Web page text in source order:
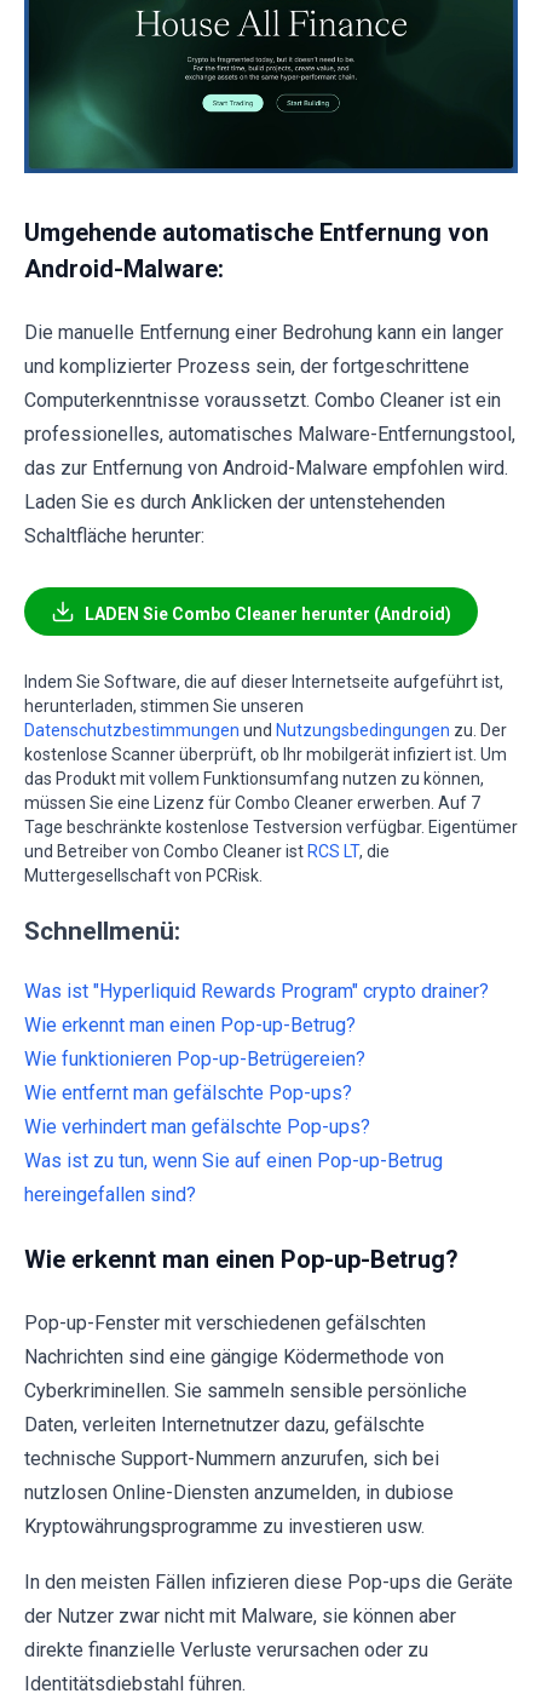
Umgehende automatische Entfernung von
Android-Malware:
Die manuelle Entfernung einer Bedrohung kann ein langer
und komplizierter Prozess sein, der fortgeschrittene
Computerkenntnisse voraussetzt. Combo Cleaner ist ein
professionelles, automatisches Malware-Entfernungstool,
das zur Entfernung von Android-Malware empfohlen wird.
Laden Sie es durch Anklicken der untenstehenden
Schaltfläche herunter:
LADEN Sie Combo Cleaner herunter (Android)
Indem Sie Software, die auf dieser Internetseite aufgeführt ist,
herunterladen, stimmen Sie unseren
Datenschutzbestimmungen und Nutzungsbedingungen zu. Der
kostenlose Scanner überprüft, ob Ihr mobilgerät infiziert ist. Um
das Produkt mit vollem Funktionsumfang nutzen zu können,
müssen Sie eine Lizenz für Combo Cleaner erwerben. Auf 7
Tage beschränkte kostenlose Testversion verfügbar. Eigentümer
und Betreiber von Combo Cleaner ist RCS LT, die
Muttergesellschaft von PCRisk.
Schnellmenü:
Was ist "Hyperliquid Rewards Program" crypto drainer?
Wie erkennt man einen Pop-up-Betrug?
Wie funktionieren Pop-up-Betrügereien?
Wie entfernt man gefälschte Pop-ups?
Wie verhindert man gefälschte Pop-ups?
Was ist zu tun, wenn Sie auf einen Pop-up-Betrug
hereingefallen sind?
Wie erkennt man einen Pop-up-Betrug?
Pop-up-Fenster mit verschiedenen gefälschten
Nachrichten sind eine gängige Ködermethode von
Cyberkriminellen. Sie sammeln sensible persönliche
Daten, verleiten Internetnutzer dazu, gefälschte
technische Support-Nummern anzurufen, sich bei
nutzlosen Online-Diensten anzumelden, in dubiose
Kryptowährungsprogramme zu investieren usw.
In den meisten Fällen infizieren diese Pop-ups die Geräte
der Nutzer zwar nicht mit Malware, sie können aber
direkte finanzielle Verluste verursachen oder zu
Identitätsdiebstahl führen.